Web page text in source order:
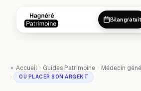
Bilan gratuit
Accueil Guides Patrimoine Médecin
OÙ PLACER SON ARGENT